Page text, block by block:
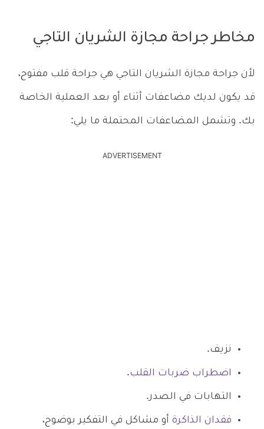
مخاطر جراحة مجازة الشريان التاجي
لأن جراحة مجازة الشريان التاجي هي جراحة قلب مفتوح،
قد يكون لديك مضاعفات أثناء أو بعد العملية الخاصة
بك. وتشمل المضاعفات المحتملة ما يلي:
ADVERTISEMENT
نزيف.
اضطراب ضربات القلب.
التهابات في الصدر.
فقدان الذاكرة أو مشاكل في التفكير بوضوح،